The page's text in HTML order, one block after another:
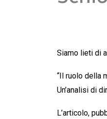
Siamo lieti di
“Il ruolo della
Un’analisi di
L’articolo,